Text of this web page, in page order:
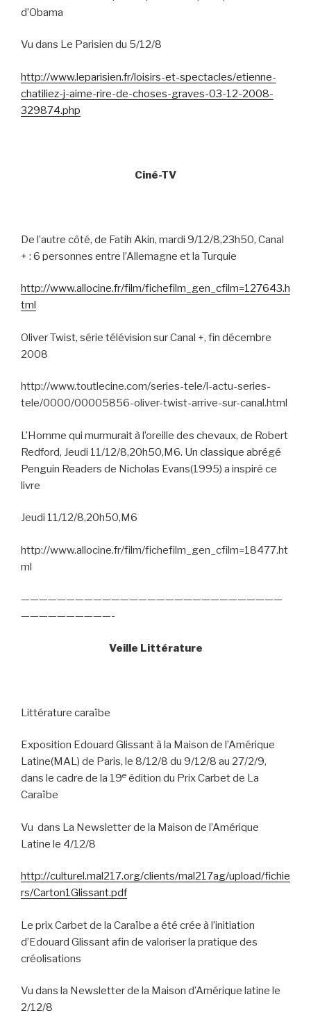
d’Obama
Vu dans Le Parisien du 5/12/8
http://www.leparisien.fr/loisirs-et-spectacles/etienne-
chatiliez-j-aime-rire-de-choses-graves-03-12-2008-
329874.php
Ciné-TV
De l’autre côté, de Fatih Akin, mardi 9/12/8,23h50, Canal
+ : 6 personnes entre l’Allemagne et la Turquie
http://www.allocine.fr/film/fichefilm_gen_cfilm=127643.h
tml
Oliver Twist, série télévision sur Canal +, fin décembre
2008
http://www.toutlecine.com/series-tele/l-actu-series-
tele/0000/00005856-oliver-twist-arrive-sur-canal.html
L’Homme qui murmurait à l’oreille des chevaux, de Robert
Redford, Jeudi 11/12/8,20h50,M6. Un classique abrégé
Penguin Readers de Nicholas Evans(1995) a inspiré ce
livre
Jeudi 11/12/8,20h50,M6
http://www.allocine.fr/film/fichefilm_gen_cfilm=18477.ht
ml
—————————————————————————————
——————————-
Veille Littérature
Littérature caraïbe
Exposition Edouard Glissant à la Maison de l’Amérique
Latine(MAL) de Paris, le 8/12/8 du 9/12/8 au 27/2/9,
dans le cadre de la 19e édition du Prix Carbet de La
Caraïbe
Vu dans La Newsletter de la Maison de l’Amérique
Latine le 4/12/8
http://culturel.mal217.org/clients/mal217ag/upload/fichie
rs/Carton1Glissant.pdf
Le prix Carbet de la Caraïbe a été crée à l’initiation
d’Edouard Glissant afin de valoriser la pratique des
créolisations
Vu dans la Newsletter de la Maison d’Amérique latine le
2/12/8